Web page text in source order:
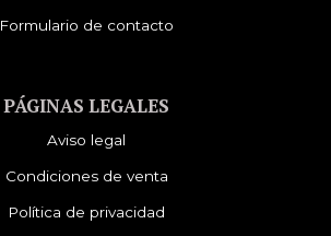
Formulario de contacto
PÁGINAS LEGALES
Aviso legal
Condiciones de venta
Política de privacidad